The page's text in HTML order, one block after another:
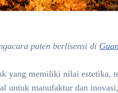
paten berlisensi di
yang memiliki nilai estetika,
untuk manufaktur dan